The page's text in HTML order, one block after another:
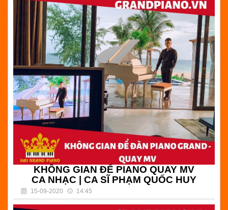
KHÔNG GIAN ĐỂ PIANO QUAY MV
CA NHẠC | CA SĨ PHẠM QUỐC HUY
15-09-2020
14:45
(